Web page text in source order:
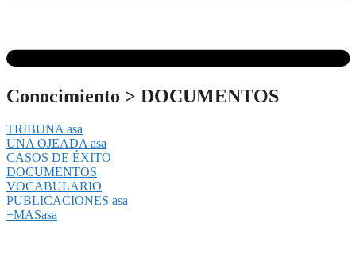
Conocimiento > DOCUMENTOS
TRIBUNA asa
UNA OJEADA asa
CASOS DE ÉXITO
DOCUMENTOS
VOCABULARIO
PUBLICACIONES asa
+MASasa